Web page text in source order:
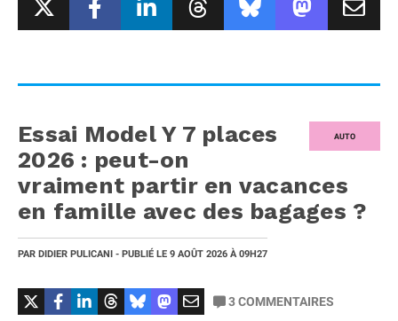
AUTO
Essai Model Y 7 places
2026 : peut-on
vraiment partir en vacances
en famille avec des bagages ?
PAR DIDIER PULICANI - PUBLIÉ LE 9 AOÛT 2026 À 09H27
3COMMENTAIRES